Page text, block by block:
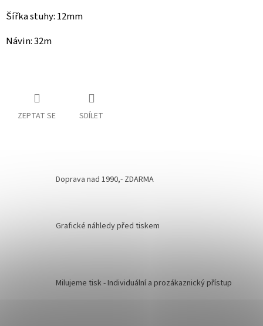
Šířka stuhy: 12mm
Návin: 32m
ZEPTAT SE SDÍLET
Doprava nad 1990,- ZDARMA
Grafické náhledy před tiskem
Milujeme tisk - Individuální a prozákaznický přístup